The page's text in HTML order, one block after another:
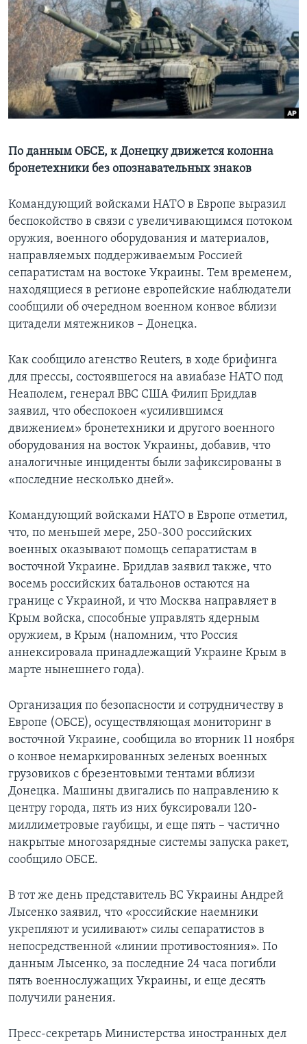
Learning English
СОЦИАЛЬНЫЕ СЕТИ
По данным ОБСЕ, к Донецку движется колонна
бронетехники без опознавательных знаков
Командующий войсками НАТО в Европе выразил
беспокойство в связи с увеличивающимся потоком
оружия, военного оборудования и материалов,
направляемых поддерживаемым Россией
сепаратистам на востоке Украины. Тем временем,
находящиеся в регионе европейские наблюдатели
сообщили об очередном военном конвое вблизи
цитадели мятежников – Донецка.
Как сообщило агенство Reuters, в ходе брифинга
для прессы, состоявшегося на авиабазе НАТО под
Неаполем, генерал ВВС США Филип Бридлав
заявил, что обеспокоен «усилившимся
движением» бронетехники и другого военного
оборудования на восток Украины, добавив, что
аналогичные инциденты были зафиксированы в
«последние несколько дней».
Командующий войсками НАТО в Европе отметил,
что, по меньшей мере, 250-300 российских
военных оказывают помощь сепаратистам в
восточной Украине. Бридлав заявил также, что
восемь российских батальонов остаются на
границе с Украиной, и что Москва направляет в
Крым войска, способные управлять ядерным
оружием, в Крым (напомним, что Россия
аннексировала принадлежащий Украине Крым в
марте нынешнего года).
Организация по безопасности и сотрудничеству в
Европе (ОБСЕ), осуществляющая мониторинг в
восточной Украине, сообщила во вторник 11 ноября
о конвое немаркированных зеленых военных
грузовиков с брезентовыми тентами вблизи
Донецка. Машины двигались по направлению к
центру города, пять из них буксировали 120-
миллиметровые гаубицы, и еще пять – частично
накрытые многозарядные системы запуска ракет,
сообщило ОБСЕ.
В тот же день представитель ВС Украины Андрей
Лысенко заявил, что «российские наемники
укрепляют и усиливают» силы сепаратистов в
непосредственной «линии противостояния». По
данным Лысенко, за последние 24 часа погибли
пять военнослужащих Украины, и еще десять
получили ранения.
Пресс-секретарь Министерства иностранных дел